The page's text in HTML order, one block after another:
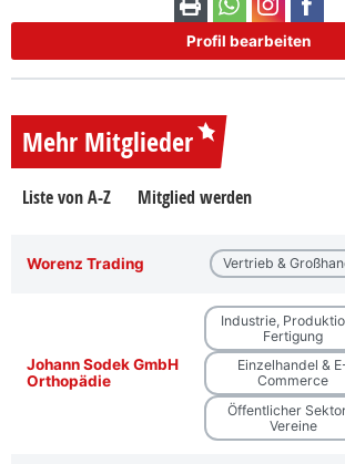
Profil bearbeiten
Mehr Mitglieder
Liste von A-Z Mitglied werden
Worenz Trading Vertrieb &
Johann Sodek GmbH
Orthopädie
Industrie,
Fertigung
Einzelhandel &
Commerce
Öffentlicher
Vereine